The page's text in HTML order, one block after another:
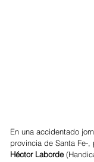
En una accidentado
provincia de Santa Fe-,
Héctor Laborde